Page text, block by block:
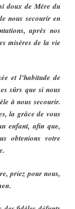
doux de Mère du
nous secourir en
après nos
misères de la vie
et l’habitude de
sûrs que si nous
à nous secourir.
la grâce de vous
enfant, afin que,
obtenions votre
priez pour nous,